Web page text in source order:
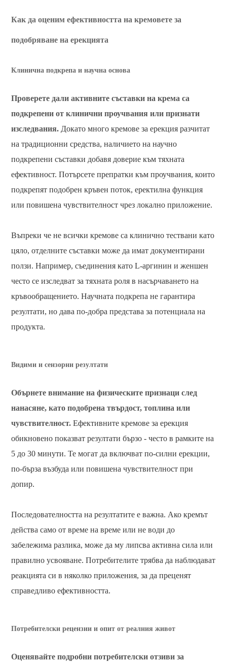
Как да оценим ефективността на кремовете за
подобряване на ерекцията
Клинична подкрепа и научна основа
Проверете дали активните съставки на крема са
подкрепени от клинични проучвания или признати
изследвания. Докато много кремове за ерекция разчитат
на традиционни средства, наличието на научно
подкрепени съставки добавя доверие към тяхната
ефективност. Потърсете препратки към проучвания, които
подкрепят подобрен кръвен поток, еректилна функция
или повишена чувствителност чрез локално приложение.
Въпреки че не всички кремове са клинично тествани като
цяло, отделните съставки може да имат документирани
ползи. Например, съединения като L-аргинин и женшен
често се изследват за тяхната роля в насърчаването на
кръвообращението. Научната подкрепа не гарантира
резултати, но дава по-добра представа за потенциала на
продукта.
Видими и сензорни резултати
Обърнете внимание на физическите признаци след
нанасяне, като подобрена твърдост, топлина или
чувствителност. Ефективните кремове за ерекция
обикновено показват резултати бързо - често в рамките на
5 до 30 минути. Те могат да включват по-силни ерекции,
по-бърза възбуда или повишена чувствителност при
допир.
Последователността на резултатите е важна. Ако кремът
действа само от време на време или не води до
забележима разлика, може да му липсва активна сила или
правилно усвояване. Потребителите трябва да наблюдават
реакцията си в няколко приложения, за да преценят
справедливо ефективността.
Потребителски рецензии и опит от реалния живот
Оценявайте подробни потребителски отзиви за